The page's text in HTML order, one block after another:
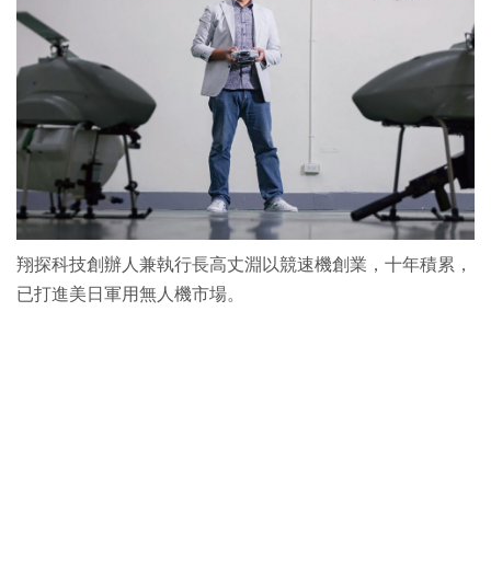
翔探科技創辦人兼執行長高丈淵以競速機創業，十年積累，
已打進美日軍用無人機市場。